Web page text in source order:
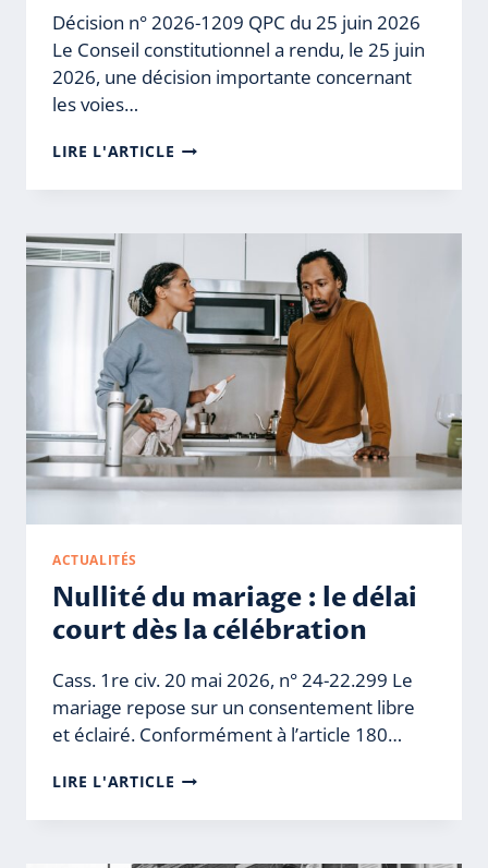
Décision n° 2026-1209 QPC du 25 juin 2026
Le Conseil constitutionnel a rendu, le 25 juin
2026, une décision importante concernant
les voies…
LIRE L'ARTICLE QPC
LIMITATION
L’APPEL
L’ACCUSÉ
À
LA
PEINE
(PROCÉDURE
PÉNALE)
ACTUALITÉS
Nullité du mariage : le délai
court dès la célébration
Cass. 1re civ. 20 mai 2026, n° 24-22.299 Le
mariage repose sur un consentement libre
et éclairé. Conformément à l’article 180…
LIRE L'ARTICLE NULLITÉ
MARIAGE
LE